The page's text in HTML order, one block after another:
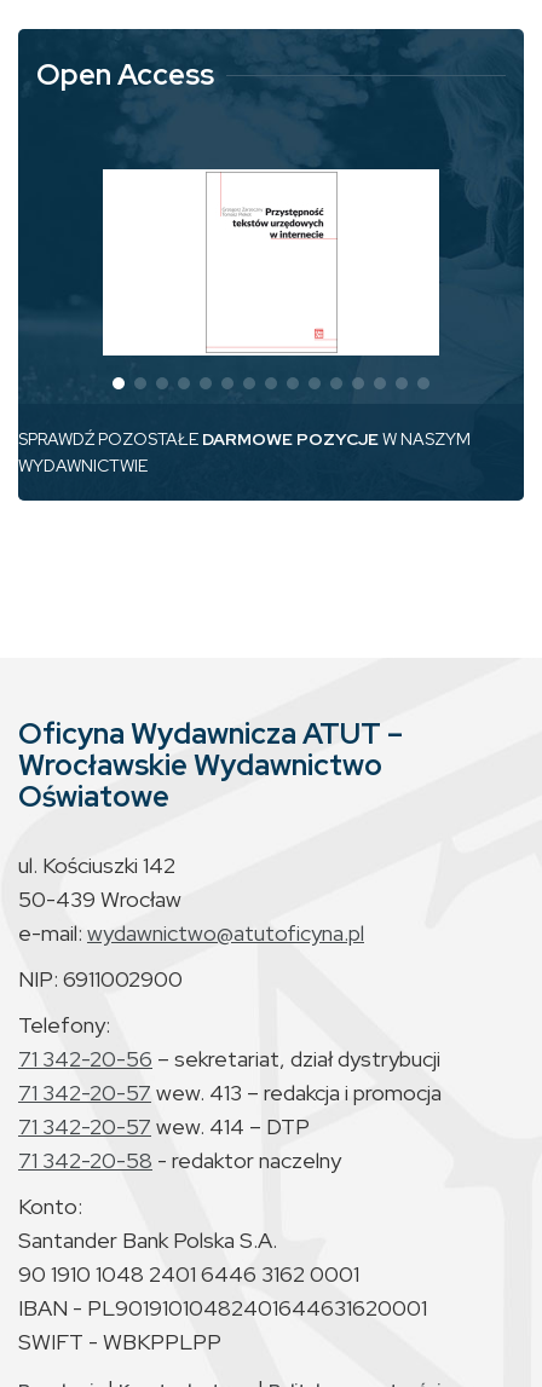
Open Access
SPRAWDŹ POZOSTAŁE DARMOWE POZYCJEW NASZYM
WYDAWNICTWIE
Oficyna Wydawnicza ATUT –
Wrocławskie Wydawnictwo
Oświatowe
ul. Kościuszki 142
50-439 Wrocław
e-mail: wydawnictwo@atutoficyna.pl
NIP: 6911002900
Telefony:
71 342-20-56 – sekretariat, dział dystrybucji
71 342-20-57 wew. 413 – redakcja i promocja
71 342-20-57 wew. 414 – DTP
71 342-20-58 - redaktor naczelny
Konto:
Santander Bank Polska S.A.
90 1910 1048 2401 6446 3162 0001
IBAN - PL90191010482401644631620001
SWIFT - WBKPPLPP